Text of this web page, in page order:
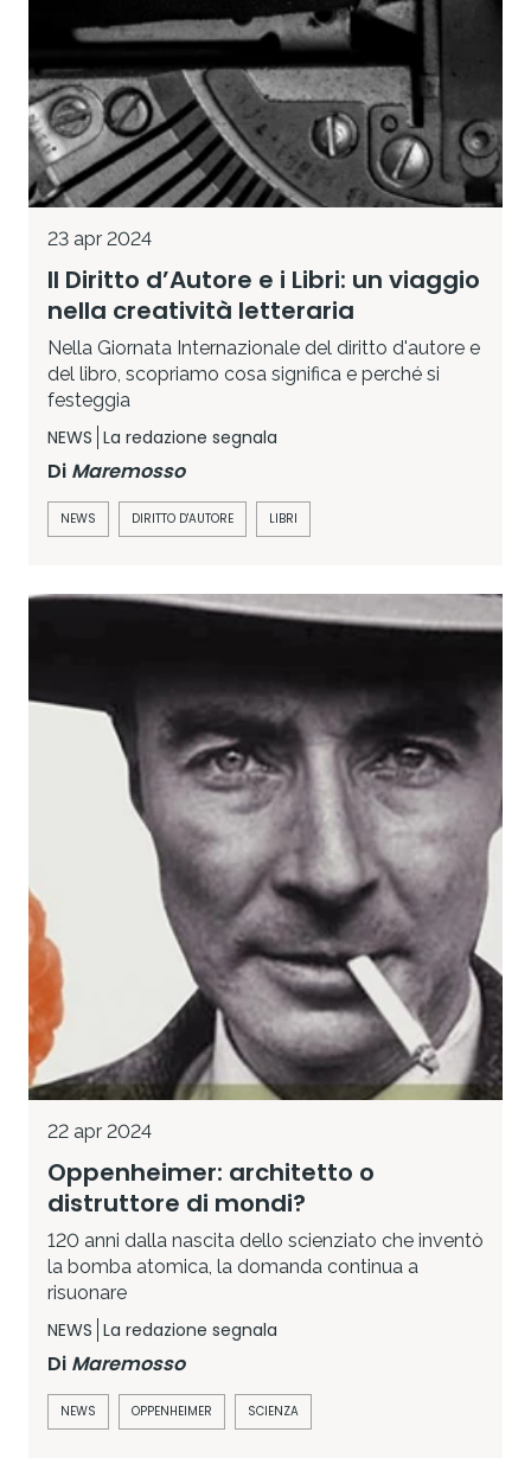
23 apr 2024
Il Diritto d’Autore e i Libri: un viaggio
nella creatività letteraria
Nella Giornata Internazionale del diritto d'autore e
del libro, scopriamo cosa significa e perché si
festeggia
NEWS La redazione segnala
Di Maremosso
NEWS DIRITTO D'AUTORE LIBRI
22 apr 2024
Oppenheimer: architetto o
distruttore di mondi?
120 anni dalla nascita dello scienziato che inventò
la bomba atomica, la domanda continua a
risuonare
NEWS La redazione segnala
Di Maremosso
NEWS OPPENHEIMER SCIENZA